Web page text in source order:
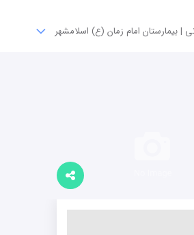
|بیمارستان امام زمان (ع) اسلامشهر